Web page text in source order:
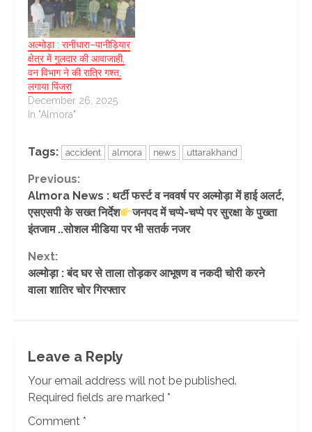
अल्मोड़ा : रानीधारा–पानीड़ियार
क्षेत्र में गुलदार की आवाजाही,
वन विभाग ने की रात्रि गश्त,
लगाया पिंजरा
December 26, 2025
In "Almora"
Tags: accident almora news uttarakhand
Continue
Reading
Previous:
Almora News : थर्टी फर्स्ट व नववर्ष पर अल्मोड़ा में हाई अलर्ट,
एसएसपी के सख्त निर्देश
जनपद में चप्पे-चप्पे पर सुरक्षा के पुख्ता
इंतजाम ..सोशल मीडिया पर भी सतर्क नजर
Next:
अल्मोड़ा : बंद घर से ताला तोड़कर आभूषण व नकदी चोरी करने
वाला शातिर चोर गिरफ्तार
Leave a Reply
Your email address will not be published.
Required fields are marked *
Comment *